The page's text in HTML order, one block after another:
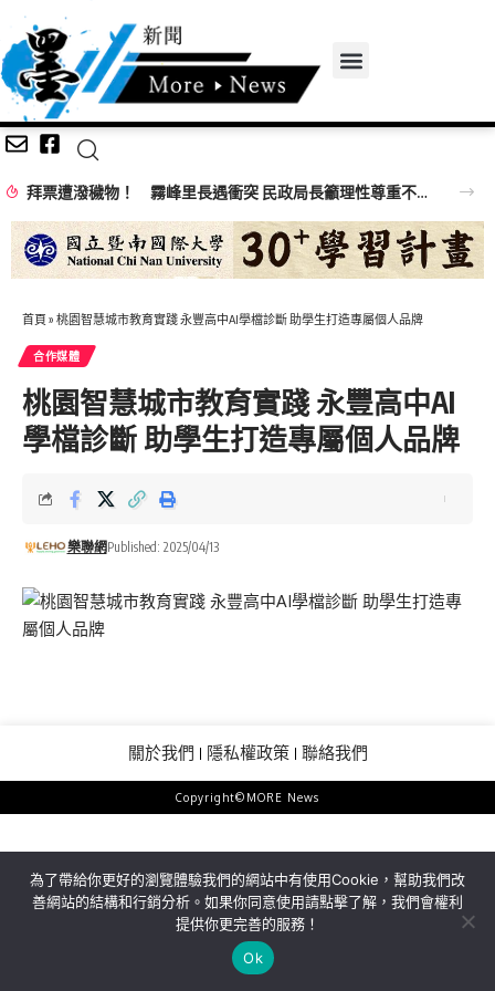
拜票遭潑穢物！ 霧峰里長遇衝突 民政局長籲理性尊重不同立場
首頁 » 桃園智慧城市教育實踐 永豐高中AI學檔診斷 助學生打造專屬個人品牌
合作媒體
桃園智慧城市教育實踐 永豐高中AI
學檔診斷 助學生打造專屬個人品牌
樂聯網Published: 2025/04/13
關於我們 隱私權政策 聯絡我們
Copyright©MORE News
為了帶給你更好的瀏覽體驗我們的網站中有使用Cookie，幫助我們改
善網站的結構和行銷分析。如果你同意使用請點擊了解，我們會權利
提供你更完善的服務！
Ok